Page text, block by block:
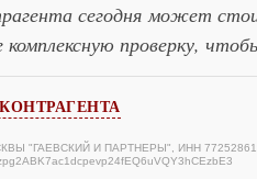
сегодня может
комплексную проверку,
"ГАЕВСКИЙ И ПАРТНЕРЫ", ИНН